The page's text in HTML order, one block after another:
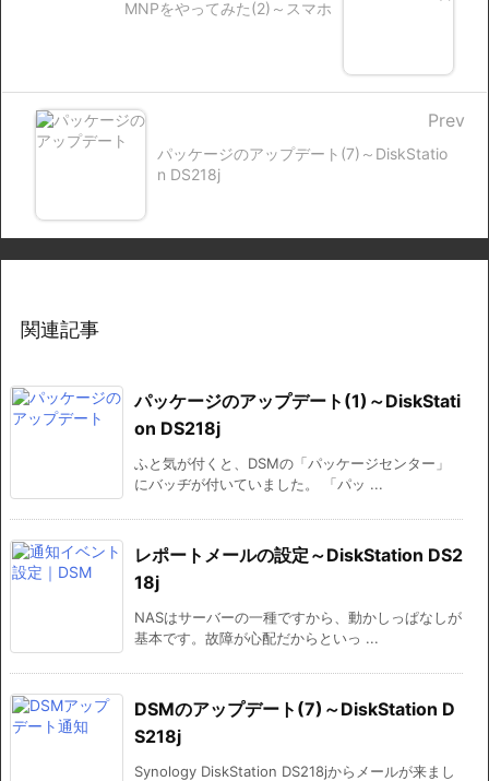
MNPをやってみた(2)～スマホ
パッケージのアップデート(7)～DiskStatio
n DS218j
Prev
関連記事
パッケージのアップデート(1)～DiskStati
on DS218j
ふと気が付くと、DSMの「パッケージセンター」
にバッヂが付いていました。 「パッ ...
レポートメールの設定～DiskStation DS2
18j
NASはサーバーの一種ですから、動かしっぱなしが
基本です。故障が心配だからといっ ...
DSMのアップデート(7)～DiskStation D
S218j
Synology DiskStation DS218jからメールが来まし